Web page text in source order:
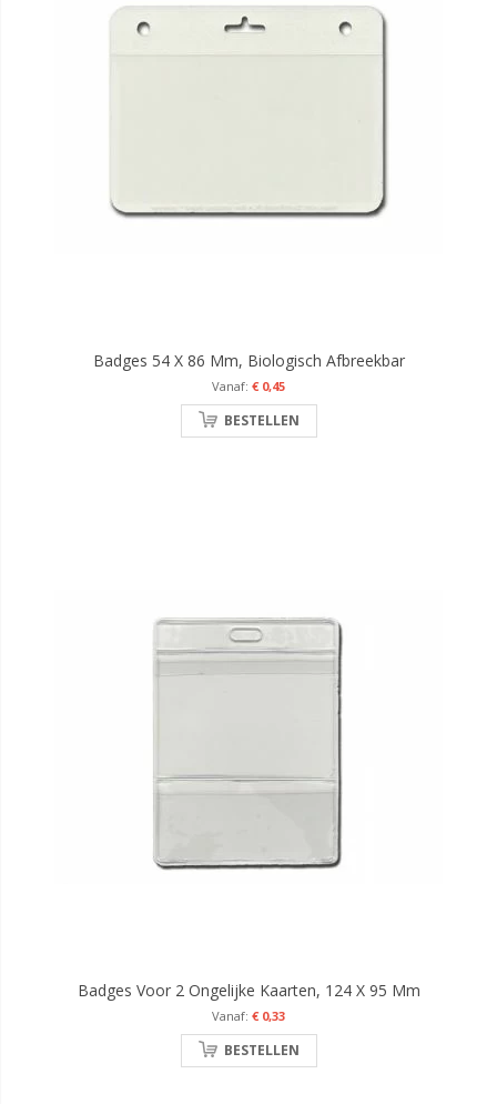
Badges 54 X 86 Mm, Biologisch Afbreekbar
€ 0,45
BESTELLEN
Badges Voor 2 Ongelijke Kaarten, 124 X 95 Mm
€ 0,33
BESTELLEN